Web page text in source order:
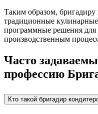
Таким образом,
традиционные
программные решения для
производственным
Часто
профессию
Кто такой бригадир